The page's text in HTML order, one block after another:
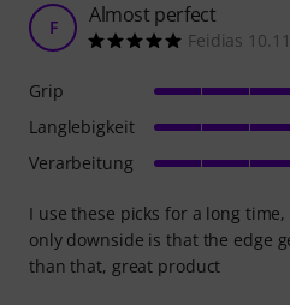
F Almost perfect
Feidias
I use these picks for a long
only downside is that the edge
than that, great product
Grip
Langlebigkeit
Verarbeitung